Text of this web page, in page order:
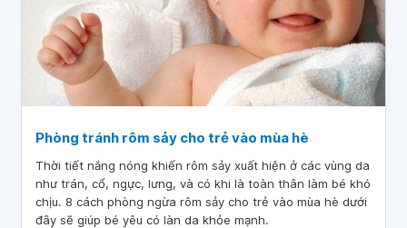
Phòng tránh rôm sảy cho trẻ vào mùa hè
Thời tiết nắng nóng khiến rôm sảy xuất hiện ở các vùng da
như trán, cổ, ngực, lưng, và có khi là toàn thân làm bé khó
chịu. 8 cách phòng ngừa rôm sảy cho trẻ vào mùa hè dưới
đây sẽ giúp bé yêu có làn da khỏe mạnh.